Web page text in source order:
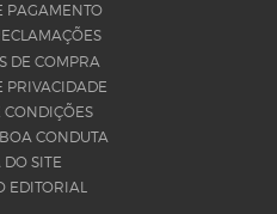
PAGAMENTO
DE COMPRA
PRIVACIDADE
CONDIÇÕES
CONDUTA
SITE
EDITORIAL